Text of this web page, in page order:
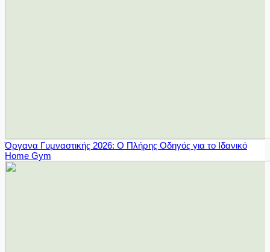
Όργανα Γυμναστικής 2026: Ο Πλήρης Οδηγός για το Ιδανικό
Home Gym